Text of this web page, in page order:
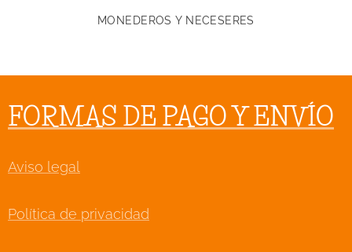
MONEDEROS Y NECESERES
FORMAS DE PAGO Y ENVÍO
Aviso legal
Política de privacidad